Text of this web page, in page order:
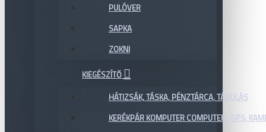
PULÓVER
SAPKA
ZOKNI
KIEGÉSZÍTŐ
HÁTIZSÁK, TÁSKA, PÉNZTÁRCA, TÁROLÁS
KERÉKPÁR KOMPUTER COMPUTER , GPS,